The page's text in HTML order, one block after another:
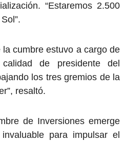
“Estaremos 2.500
cumbre estuvo a cargo de
de presidente del
los tres gremios de la
resaltó.
de Inversiones emerge
para impulsar el